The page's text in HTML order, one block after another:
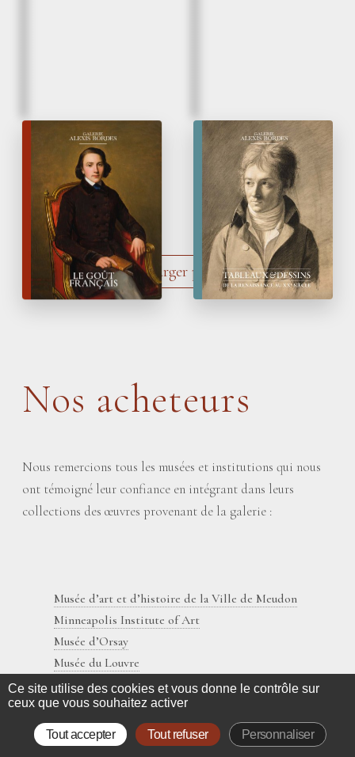
Automne 2025
Le Goût français
Printemps 2025
Tableaux&Dessins
de la Renaissance
siècle
Charger plus
Nos acheteurs
Nous remercions tous les musées et institutions qui nous
ont témoigné leur confiance en intégrant dans leurs
collections des œuvres provenant de la galerie :
Musée d’art et d’histoire de la Ville de Meudon
Minneapolis Institute of Art
Musée d’Orsay
Musée du Louvre
The J. Paul Getty Museum
Château des Lumières de Lunéville
Musée promenade de Marly-le-Roi
Museum of Fine Arts, Houston (MFAH)
Ce site utilise des cookies et vous donne le contrôle sur
ceux que vous souhaitez activer
Tout accepter Tout refuser Personnaliser